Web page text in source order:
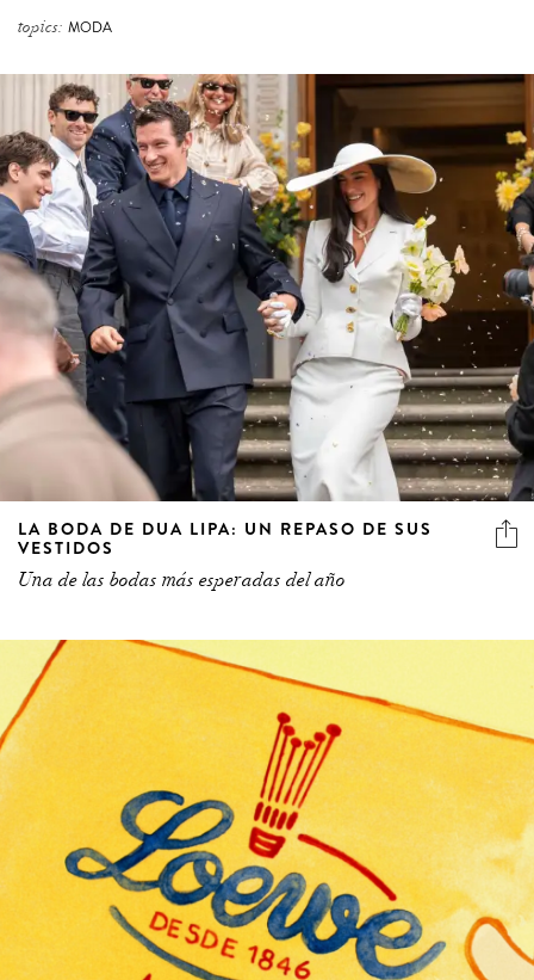
topics: MODA
LA BODA DE DUA LIPA: UN REPASO DE SUS
VESTIDOS
Una de las bodas más esperadas del año